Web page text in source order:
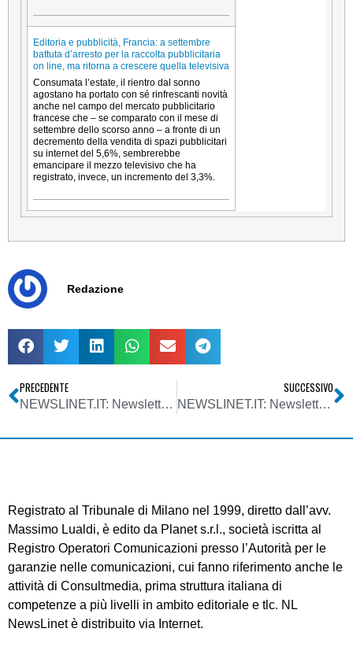
Editoria e pubblicità, Francia: a settembre
battuta d’arresto per la raccolta pubblicitaria
on line, ma ritorna a crescere quella televisiva
Consumata l’estate, il rientro dal sonno
agostano ha portato con sé rinfrescanti novità
anche nel campo del mercato pubblicitario
francese che – se comparato con il mese di
settembre dello scorso anno – a fronte di un
decremento della vendita di spazi pubblicitari
su internet del 5,6%, sembrerebbe
emancipare il mezzo televisivo che ha
registrato, invece, un incremento del 3,3%.
Redazione
PRECEDENTE
NEWSLINET.IT: Newsletter n. 682 del 21/11/2012
SUCCESSIVO
NEWSLINET.IT: Newsletter n. 683 del 28/11/2012
Registrato al Tribunale di Milano nel 1999, diretto dall’avv.
Massimo Lualdi, è edito da Planet s.r.l., società iscritta al
Registro Operatori Comunicazioni presso l’Autorità per le
garanzie nelle comunicazioni, cui fanno riferimento anche le
attività di Consultmedia, prima struttura italiana di
competenze a più livelli in ambito editoriale e tlc. NL
NewsLinet è distribuito via Internet.